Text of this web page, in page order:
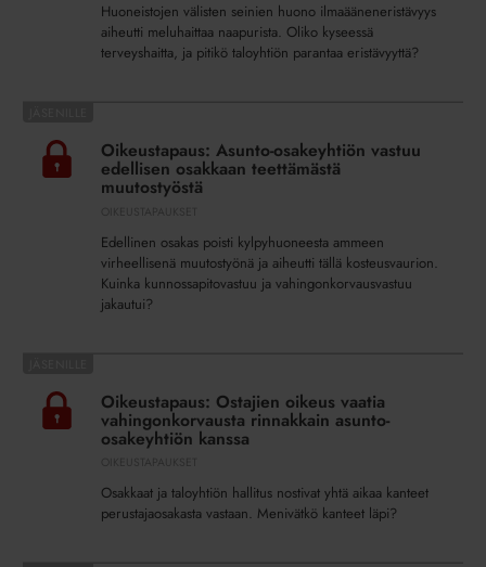
Huoneistojen välisten seinien huono ilmaääneneristävyys
aiheutti meluhaittaa naapurista. Oliko kyseessä
terveyshaitta, ja pitikö taloyhtiön parantaa eristävyyttä?
Asunto-
osakeyhtiön
muutostyöstä
Oikeustapaus: Asunto-osakeyhtiön vastuu
edellisen osakkaan teettämästä
muutostyöstä
Edellinen osakas poisti kylpyhuoneesta ammeen
virheellisenä muutostyönä ja aiheutti tällä kosteusvaurion.
Kuinka kunnossapitovastuu ja vahingonkorvausvastuu
jakautui?
Ostajien
oikeus
vaatia
Oikeustapaus: Ostajien oikeus vaatia
vahingonkorvausta rinnakkain asunto-
osakeyhtiön kanssa
Osakkaat ja taloyhtiön hallitus nostivat yhtä aikaa kanteet
perustajaosakasta vastaan. Menivätkö kanteet läpi?